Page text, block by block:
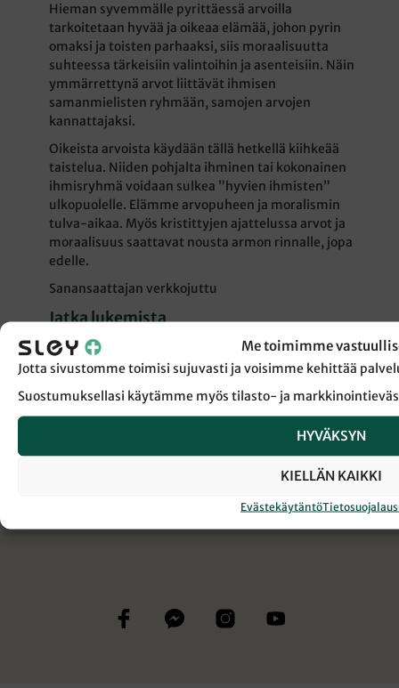
Me toimimme
Jotta sivustomme toimisi sujuvasti ja voisimme kehittää
Suostumuksellasi käytämme myös tilasto- ja
HYVÄKSYN
KIELLÄN KAIKKI
Evästekäytäntö
Hieman syvemmälle pyrittäessä arvoilla
tarkoitetaan hyvää ja oikeaa elämää, johon pyrin
omaksi ja toisten parhaaksi, siis moraalisuutta
suhteessa tärkeisiin valintoihin ja asenteisiin. Näin
ymmärrettynä arvot liittävät ihmisen
samanmielisten ryhmään, samojen arvojen
kannattajaksi.
Oikeista arvoista käydään tällä hetkellä kiihkeää
taistelua. Niiden pohjalta ihminen tai kokonainen
ihmisryhmä voidaan sulkea ”hyvien ihmisten”
ulkopuolelle. Elämme arvopuheen ja moralismin
tulva-aikaa. Myös kristittyjen ajattelussa arvot ja
moraalisuus saattavat nousta armon rinnalle, jopa
edelle.
Sanansaattajan verkkojuttu
Jatka lukemista
Sanansaattajan verkkojutut ovat tilaajille.
Tilaamalla jatkat lukemista heti ja tuet samalla
laadukasta kristillistä journalismia.